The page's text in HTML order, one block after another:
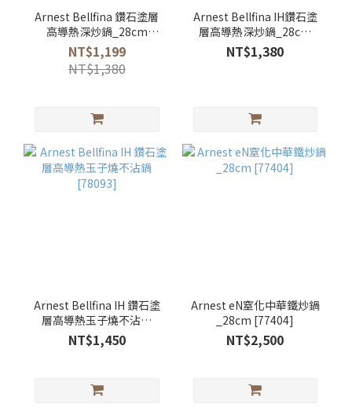
Arnest Bellfina 鑽石塗層
高導熱深炒鍋_28cm
[78083]
NT$1,199
NT$1,380
Arnest Bellfina IH鑽石塗
層高導熱深炒鍋_28cm
[78090]
NT$1,380
Arnest Bellfina IH 鑽石塗
層高導熱玉子燒不沾鍋
[78093]
NT$1,450
Arnest eN窒化中華鐵炒鍋
_28cm [77404]
NT$2,500